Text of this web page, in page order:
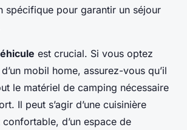
spécifique pour garantir un séjour
est crucial. Si vous optez
mobil home, assurez-vous qu’il
le matériel de camping nécessaire
Il peut s’agir d’une cuisinière
confortable, d’un espace de